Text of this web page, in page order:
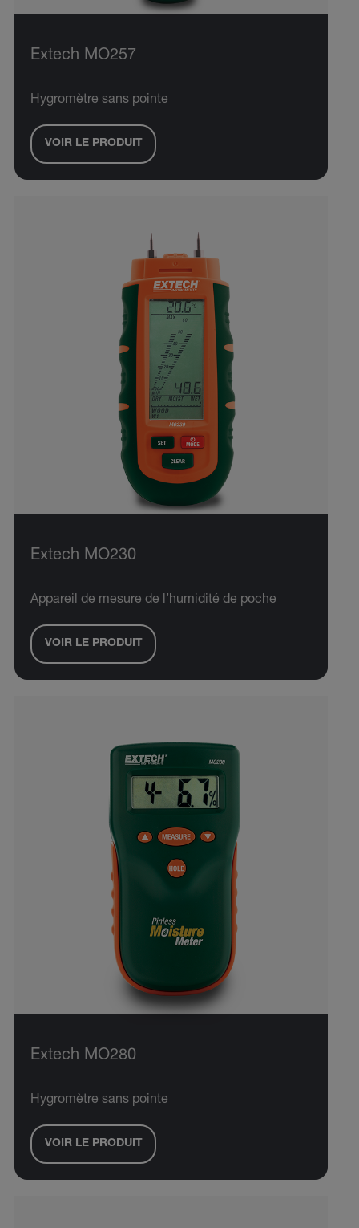
Extech MO257
Hygromètre sans pointe
VOIR LE PRODUIT
Extech MO230
Appareil de mesure de l’humidité de poche
VOIR LE PRODUIT
Extech MO280
Hygromètre sans pointe
VOIR LE PRODUIT